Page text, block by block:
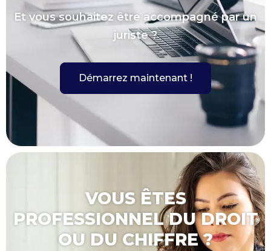
Et vous souhaitez être accompagné par un
juriste ?
Démarrez maintenant !
VOUS ÊTES
PROFESSIONNEL DU DROIT
OU DU CHIFFRE ?